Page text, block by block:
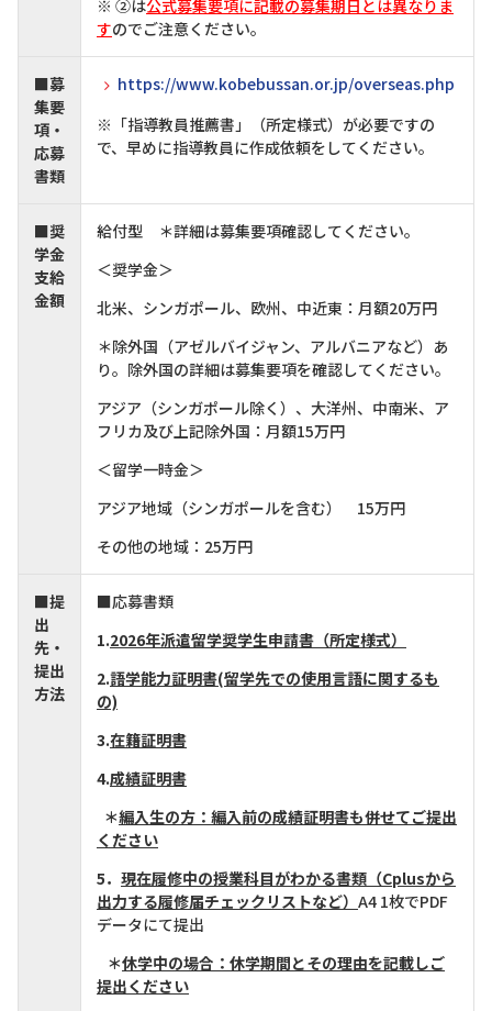
※ ②は公式募集要項に記載の募集期日とは異なりま
すのでご注意ください。
■募
集要
項・
応募
書類
https://www.kobebussan.or.jp/overseas.php
※「指導教員推薦書」（所定様式）が必要ですの
で、早めに指導教員に作成依頼をしてください。
■奨
学金
支給
金額
給付型 ＊詳細は募集要項確認してください。
＜奨学金＞
北米、シンガポール、欧州、中近東：月額20万円
＊除外国（アゼルバイジャン、アルバニアなど）あ
り。除外国の詳細は募集要項を確認してください。
アジア（シンガポール除く）、大洋州、中南米、ア
フリカ及び上記除外国：月額15万円
＜留学一時金＞
アジア地域（シンガポールを含む） 15万円
その他の地域：25万円
■提
出
先・
提出
方法
■応募書類
1.2026年派遣留学奨学生申請書（所定様式）
2.語学能力証明書(留学先での使用言語に関するも
の)
3.在籍証明書
4.成績証明書
＊編入生の方：編入前の成績証明書も併せてご提出
ください
5． 現在履修中の授業科目がわかる書類（Cplusから
出力する履修届チェックリストなど） A4 1枚でPDF
データにて提出
＊休学中の場合：休学期間とその理由を記載しご
提出ください